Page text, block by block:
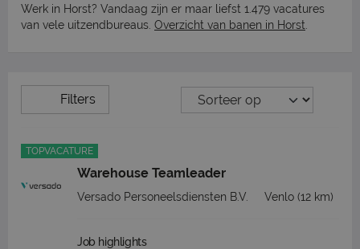
Werk in Horst? Vandaag zijn er maar liefst 1.479 vacatures
van vele uitzendbureaus. Overzicht van banen in Horst
Filters
TOPVACATURE
Warehouse Teamleader
Versado Personeelsdiensten B.V. Venlo (12 km)
Job highlights